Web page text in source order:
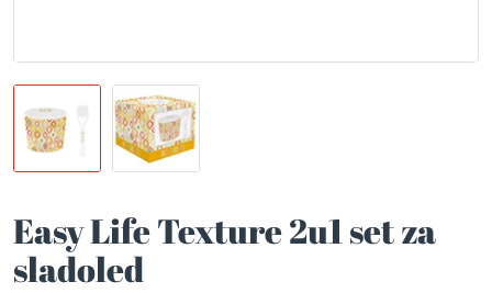
Easy Life Texture 2u1 set za
sladoled